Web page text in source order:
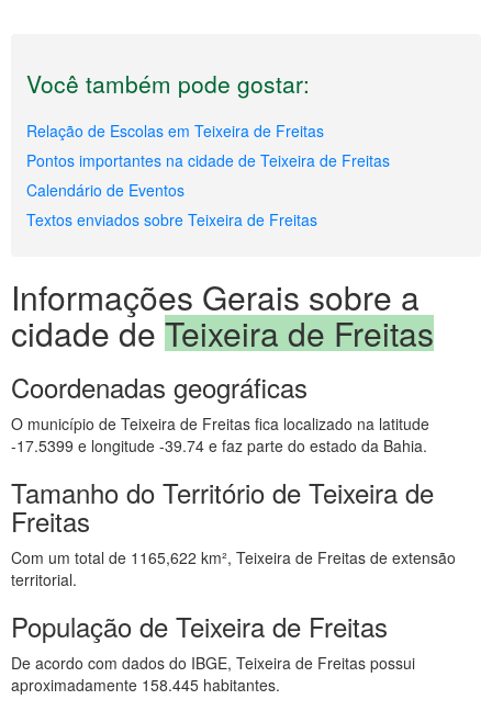
Você também pode gostar:
Relação de Escolas em Teixeira de Freitas
Pontos importantes na cidade de Teixeira de Freitas
Calendário de Eventos
Textos enviados sobre Teixeira de Freitas
Informações Gerais sobre a
cidade de Teixeira de Freitas
Coordenadas geográficas
O município de Teixeira de Freitas fica localizado na latitude
-17.5399 e longitude -39.74 e faz parte do estado da Bahia.
Tamanho do Território de Teixeira de
Freitas
Com um total de 1165,622 km², Teixeira de Freitas de extensão
territorial.
População de Teixeira de Freitas
De acordo com dados do IBGE, Teixeira de Freitas possui
aproximadamente 158.445 habitantes.